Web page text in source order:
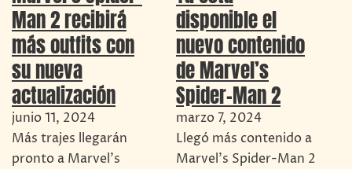
Man 2 recibirá
más outfits con
su nueva
actualización
junio 11, 2024
Más trajes llegarán
pronto a Marvel's
disponible el
nuevo contenido
de Marvel’s
Spider-Man 2
marzo 7, 2024
Llegó más contenido a
Marvel's Spider-Man 2